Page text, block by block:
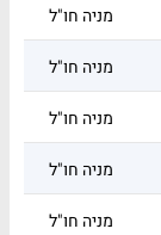
מניה חו"ל
מניה חו"ל
מניה חו"ל
מניה חו"ל
מניה חו"ל